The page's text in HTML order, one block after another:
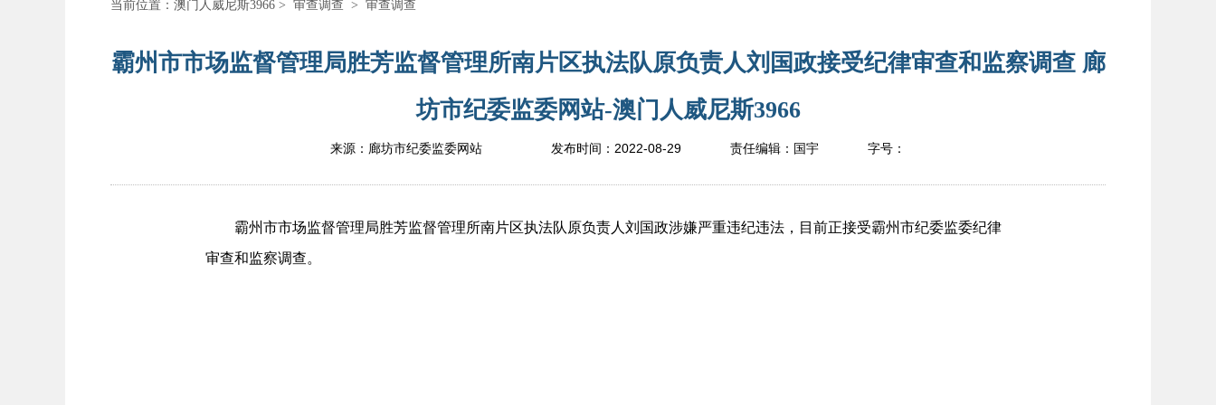
当前位置： 澳门人威尼斯3966 > 审查调查 > 审查调查
霸州市市场监督管理局胜芳监督管理所南片区执法队原负责人刘国政接受纪律审查和监察调查 廊
坊市纪委监委网站-澳门人威尼斯3966
来源：廊坊市纪委监委网站 发布时间： 2022-08-29 责任编辑： 国宇 字号：
霸州市市场监督管理局胜芳监督管理所南片区执法队原负责人刘国政涉嫌严重违纪违法，目前正接受霸州市纪委监委纪律
审查和监察调查。